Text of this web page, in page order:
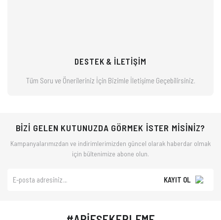
DESTEK & İLETİŞİM
Tüm Soru ve Önerileriniz İçin Bizimleİletişime Geçebilirsiniz.
BİZİ GELEN KUTUNUZDA GÖRMEK İSTER MİSİNİZ?
Kampanyalarımızdan ve indirimlerimizden güncel olarak haberdar olmak
için bültenimize abone olun.
KAYIT OL